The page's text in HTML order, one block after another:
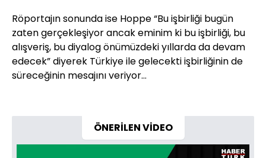
Röportajın sonunda ise Hoppe “Bu işbirliği bugün
zaten gerçekleşiyor ancak eminim ki bu işbirliği, bu
alışveriş, bu diyalog önümüzdeki yıllarda da devam
edecek” diyerek Türkiye ile gelecekti işbirliğinin de
süreceğinin mesajını veriyor…
ÖNERİLEN VİDEO